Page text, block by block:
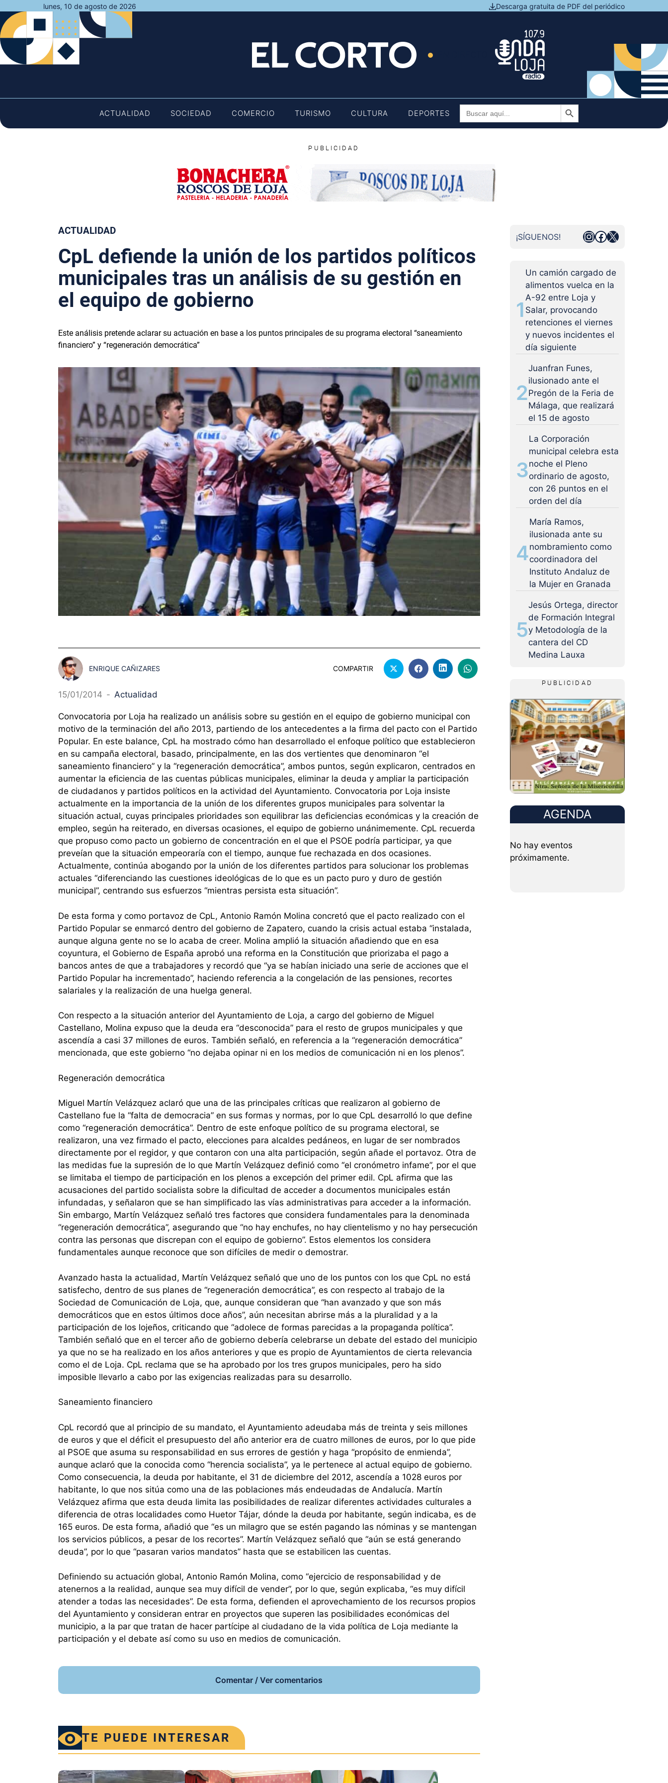
al
contenido
lunes, 10 de agosto de 2026 Descarga gratuita de PDF del periódico
ACTUALIDAD SOCIEDAD COMERCIO TURISMO CULTURA DEPORTES
Buscar: Botón de búsqueda
PUBLICIDAD
ACTUALIDAD
CpL defiende la unión de los partidos políticos
municipales tras un análisis de su gestión en
el equipo de gobierno
Este análisis pretende aclarar su actuación en base a los puntos principales de su programa electoral “saneamiento
financiero” y “regeneración democrática”
ENRIQUE CAÑIZARES COMPARTIR
15/01/2014 - Actualidad
Convocatoria por Loja ha realizado un análisis sobre su gestión en el equipo de gobierno municipal con
motivo de la terminación del año 2013, partiendo de los antecedentes a la firma del pacto con el Partido
Popular. En este balance, CpL ha mostrado cómo han desarrollado el enfoque político que establecieron
en su campaña electoral, basado, principalmente, en las dos vertientes que denominaron “el
saneamiento financiero” y la “regeneración democrática”, ambos puntos, según explicaron, centrados en
aumentar la eficiencia de las cuentas públicas municipales, eliminar la deuda y ampliar la participación
de ciudadanos y partidos políticos en la actividad del Ayuntamiento. Convocatoria por Loja insiste
actualmente en la importancia de la unión de los diferentes grupos municipales para solventar la
situación actual, cuyas principales prioridades son equilibrar las deficiencias económicas y la creación de
empleo, según ha reiterado, en diversas ocasiones, el equipo de gobierno unánimemente. CpL recuerda
que propuso como pacto un gobierno de concentración en el que el PSOE podría participar, ya que
preveían que la situación empeoraría con el tiempo, aunque fue rechazada en dos ocasiones.
Actualmente, continúa abogando por la unión de los diferentes partidos para solucionar los problemas
actuales “diferenciando las cuestiones ideológicas de lo que es un pacto puro y duro de gestión
municipal”, centrando sus esfuerzos “mientras persista esta situación”.
De esta forma y como portavoz de CpL, Antonio Ramón Molina concretó que el pacto realizado con el
Partido Popular se enmarcó dentro del gobierno de Zapatero, cuando la crisis actual estaba “instalada,
aunque alguna gente no se lo acaba de creer. Molina amplió la situación añadiendo que en esa
coyuntura, el Gobierno de España aprobó una reforma en la Constitución que priorizaba el pago a
bancos antes de que a trabajadores y recordó que “ya se habían iniciado una serie de acciones que el
Partido Popular ha incrementado”, haciendo referencia a la congelación de las pensiones, recortes
salariales y la realización de una huelga general.
Con respecto a la situación anterior del Ayuntamiento de Loja, a cargo del gobierno de Miguel
Castellano, Molina expuso que la deuda era “desconocida” para el resto de grupos municipales y que
ascendía a casi 37 millones de euros. También señaló, en referencia a la “regeneración democrática”
mencionada, que este gobierno “no dejaba opinar ni en los medios de comunicación ni en los plenos”.
Regeneración democrática
Miguel Martín Velázquez aclaró que una de las principales críticas que realizaron al gobierno de
Castellano fue la “falta de democracia” en sus formas y normas, por lo que CpL desarrolló lo que define
como “regeneración democrática”. Dentro de este enfoque político de su programa electoral, se
realizaron, una vez firmado el pacto, elecciones para alcaldes pedáneos, en lugar de ser nombrados
directamente por el regidor, y que contaron con una alta participación, según añade el portavoz. Otra de
las medidas fue la supresión de lo que Martín Velázquez definió como “el cronómetro infame”, por el que
se limitaba el tiempo de participación en los plenos a excepción del primer edil. CpL afirma que las
acusaciones del partido socialista sobre la dificultad de acceder a documentos municipales están
infundadas, y señalaron que se han simplificado las vías administrativas para acceder a la información.
Sin embargo, Martín Velázquez señaló tres factores que considera fundamentales para la denominada
“regeneración democrática”, asegurando que “no hay enchufes, no hay clientelismo y no hay persecución
contra las personas que discrepan con el equipo de gobierno”. Estos elementos los considera
fundamentales aunque reconoce que son difíciles de medir o demostrar.
Avanzado hasta la actualidad, Martín Velázquez señaló que uno de los puntos con los que CpL no está
satisfecho, dentro de sus planes de “regeneración democrática”, es con respecto al trabajo de la
Sociedad de Comunicación de Loja, que, aunque consideran que “han avanzado y que son más
democráticos que en estos últimos doce años”, aún necesitan abrirse más a la pluralidad y a la
participación de los lojeños, criticando que “adolece de formas parecidas a la propaganda política”.
También señaló que en el tercer año de gobierno debería celebrarse un debate del estado del municipio
ya que no se ha realizado en los años anteriores y que es propio de Ayuntamientos de cierta relevancia
como el de Loja. CpL reclama que se ha aprobado por los tres grupos municipales, pero ha sido
imposible llevarlo a cabo por las exigencias realizadas para su desarrollo.
Saneamiento financiero
CpL recordó que al principio de su mandato, el Ayuntamiento adeudaba más de treinta y seis millones
de euros y que el déficit el presupuesto del año anterior era de cuatro millones de euros, por lo que pide
al PSOE que asuma su responsabilidad en sus errores de gestión y haga “propósito de enmienda”,
aunque aclaró que la conocida como “herencia socialista”, ya le pertenece al actual equipo de gobierno.
Como consecuencia, la deuda por habitante, el 31 de diciembre del 2012, ascendía a 1028 euros por
habitante, lo que nos sitúa como una de las poblaciones más endeudadas de Andalucía. Martín
Velázquez afirma que esta deuda limita las posibilidades de realizar diferentes actividades culturales a
diferencia de otras localidades como Huetor Tájar, dónde la deuda por habitante, según indicaba, es de
165 euros. De esta forma, añadió que “es un milagro que se estén pagando las nóminas y se mantengan
los servicios públicos, a pesar de los recortes”. Martín Velázquez señaló que “aún se está generando
deuda”, por lo que “pasaran varios mandatos” hasta que se estabilicen las cuentas.
Definiendo su actuación global, Antonio Ramón Molina, como “ejercicio de responsabilidad y de
atenernos a la realidad, aunque sea muy difícil de vender”, por lo que, según explicaba, “es muy difícil
atender a todas las necesidades”. De esta forma, defienden el aprovechamiento de los recursos propios
del Ayuntamiento y consideran entrar en proyectos que superen las posibilidades económicas del
municipio, a la par que tratan de hacer partícipe al ciudadano de la vida política de Loja mediante la
participación y el debate así como su uso en medios de comunicación.
Comentar / Ver comentarios
TE PUEDE INTERESAR
¡SÍGUENOS! Instagram
Facebook
X
1
Un camión cargado de
alimentos vuelca en la
A-92 entre Loja y
Salar, provocando
retenciones el viernes
y nuevos incidentes el
día siguiente
2
Juanfran Funes,
ilusionado ante el
Pregón de la Feria de
Málaga, que realizará
el 15 de agosto
3
La Corporación
municipal celebra esta
noche el Pleno
ordinario de agosto,
con 26 puntos en el
orden del día
4
María Ramos,
ilusionada ante su
nombramiento como
coordinadora del
Instituto Andaluz de
la Mujer en Granada
5
Jesús Ortega, director
de Formación Integral
y Metodología de la
cantera del CD
Medina Lauxa
PUBLICIDAD
AGENDA
No hay eventos
próximamente.